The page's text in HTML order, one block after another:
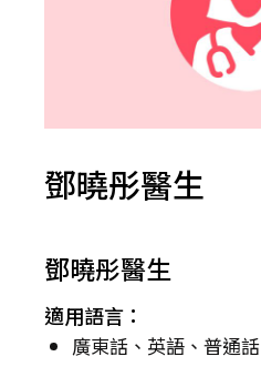
鄧曉彤醫生
鄧曉彤醫生
適用語言：
廣東話、英語、普通話